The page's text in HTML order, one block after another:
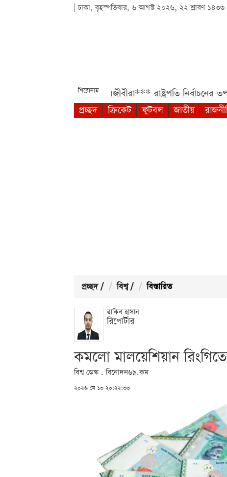
| ঢাকা, বৃহস্পতিবার, ৬ আগস্ট ২০২৬, ২২ শ্রাবণ ১৪৩৩
শিরোনাম
সরকারি চাকরিজীবীরা*** রাষ্ট্রপতি নির্বাচনের তপশিল
প্রচ্ছদ
ক্রিকেট ফুটবল জাতীয়
প্রচ্ছদ / বিশ্ব / বিস্তারিত
রাকিব হাসান
রিপোর্টার
কমলো মালয়েশিয়ান
বিশ্ব ডেস্ক . বিনোদন৬৯.কম
২০২৬ মে ১৩ ২০:২২:৩৩